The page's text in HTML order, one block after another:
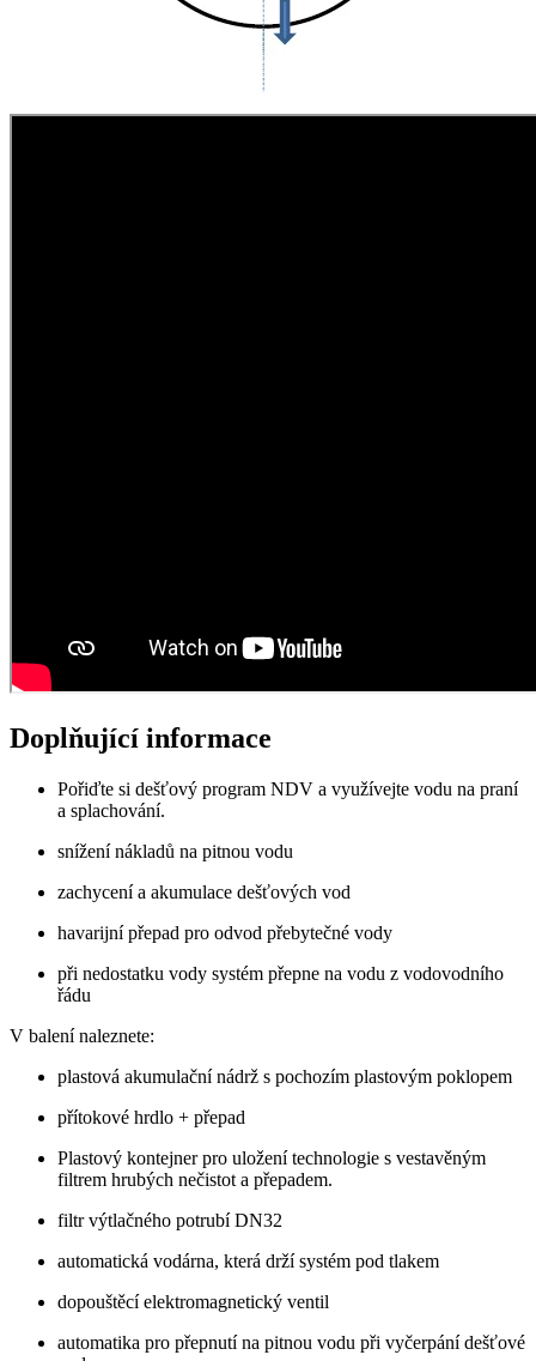
Doplňující informace
Pořiďte si dešťový program NDV a využívejte vodu na praní
a splachování.
snížení nákladů na pitnou vodu
zachycení a akumulace dešťových vod
havarijní přepad pro odvod přebytečné vody
při nedostatku vody systém přepne na vodu z vodovodního
řádu
V balení naleznete:
plastová akumulační nádrž s pochozím plastovým poklopem
přítokové hrdlo + přepad
Plastový kontejner pro uložení technologie s vestavěným
filtrem hrubých nečistot a přepadem.
filtr výtlačného potrubí DN32
automatická vodárna, která drží systém pod tlakem
dopouštěcí elektromagnetický ventil
automatika pro přepnutí na pitnou vodu při vyčerpání dešťové